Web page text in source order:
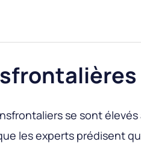
se sont élevés
les experts prédisent